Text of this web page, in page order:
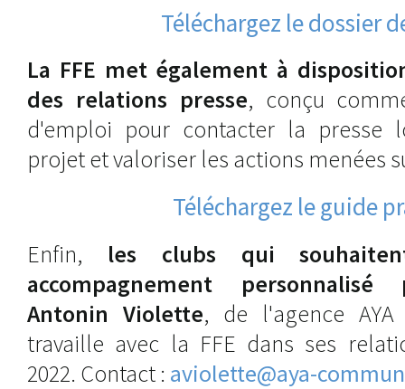
Téléchargez le dossier
La FFE met également à
des relations presse, conçu
d'emploi pour contacter la presse
projet et valoriser les actions menées
Téléchargez le guide
Enfin, les clubs qui
accompagnement
Antonin Violette, de l'agence
travaille avec la FFE dans ses
2022. Contact : aviolette@aya-